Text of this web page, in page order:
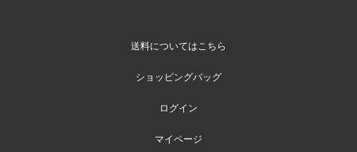
送料についてはこちら
ショッピングバッグ
ログイン
マイページ